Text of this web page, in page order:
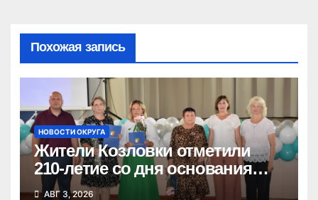
Похожая запись
НОВОСТИ ОКРУГА
Жители Козловки отметили
210-летие со дня основания
села
АВГ 3, 2026